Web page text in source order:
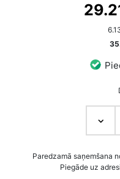
Paredzamā saņemšana
Piegāde uz